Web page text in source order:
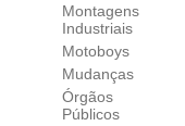
Montagens
Industriais
Motoboys
Mudanças
Órgãos
Públicos